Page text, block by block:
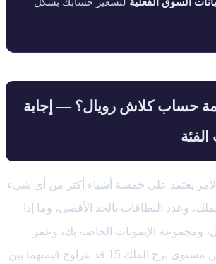
حساب كلاش رويال؟ — إجابة
الأمر يعتمد على خمسة أشياء أكثر من أي شيء
وعدد البطاقات بالحد الأقصى، وما إذا
ومجموعة الإيموتات الخاصة بك، وعمر
حسابك. حسابان بنفس مستوى برج الملك 15 قد تتراوح قيمتهما بين